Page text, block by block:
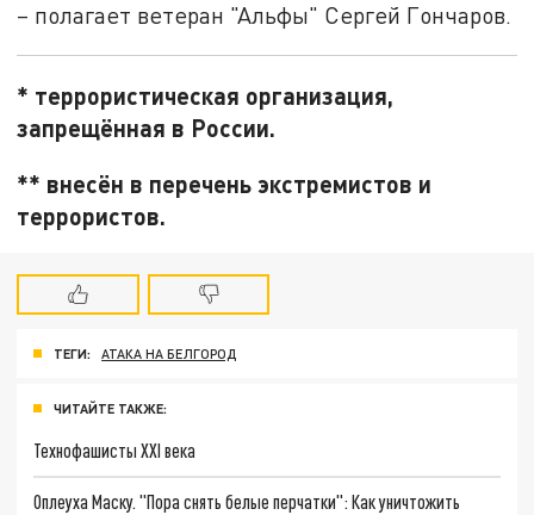
– полагает ветеран "Альфы" Сергей Гончаров.
* террористическая организация,
запрещённая в России.
** внесён в перечень экстремистов и
террористов.
ТЕГИ: АТАКА НА БЕЛГОРОД
ЧИТАЙТЕ ТАКЖЕ:
Технофашисты XXI века
Оплеуха Маску. "Пора снять белые перчатки": Как уничтожить